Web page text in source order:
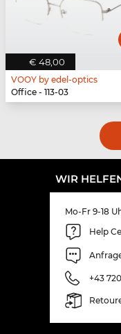
€ 48,00
VOOY by edel-optics
Office - 113-03
WIR
Mo-Fr 9-18
Help
+43